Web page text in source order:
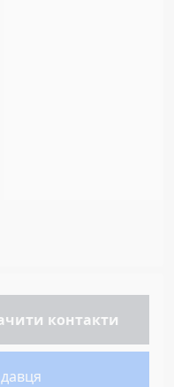
контакти